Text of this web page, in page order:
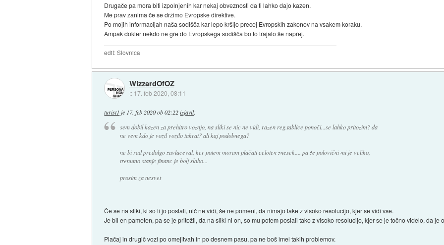
Drugače pa mora biti izpolnjenih kar nekaj obveznosti da ti lahko dajo kazen.
Me prav zanima če se držimo Evropske direktive.
Po mojih informacijah naša sodišča kar lepo kršijo precej Evropskih zakonov na vsakem koraku.
Ampak dokler nekdo ne gre do Evropskega sodišča bo to trajalo še naprej.
edit: Slovnica
WizzardOfOZ
:: 17. feb 2020, 08:11
turist1 je 17. feb 2020 ob 02:22 izjavil:
sem dobil kazen za prehitro voznjo, na sliki se nic ne vidi, razen reg.tablice ponoči...se lahko pritozim? da
ne vem kdo je vozil vozilo takrat? ali kaj podobnega?
ne bi rad predolgo zavlaceval, ker potem moram plačati celoten znesek.... pa že polovični mi je veliko,
trenutno stanje financ je bolj slabo...
prosim za nesvet
Če se na sliki, ki so ti jo poslali, nič ne vidi, še ne pomeni, da nimajo take z visoko resolucijo, kjer se vidi vse.
Je bil en pameten, pa se je pritožil, da na sliki ni on, so mu potem poslali tako z visoko resolucijo, kjer se je točno videlo, da je
Plačaj in drugič vozi po omejitvah in po desnem pasu, pa ne boš imel takih problemov.